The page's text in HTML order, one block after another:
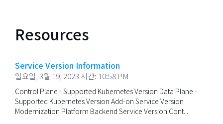
Resources
Service Version Information
일요일, 3월 19, 2023 시간: 10:58 PM
Control Plane - Supported Kubernetes Version Data Plane -
Supported Kubernetes Version Add-on Service Version
Modernization Platform Backend Service Version Cont...